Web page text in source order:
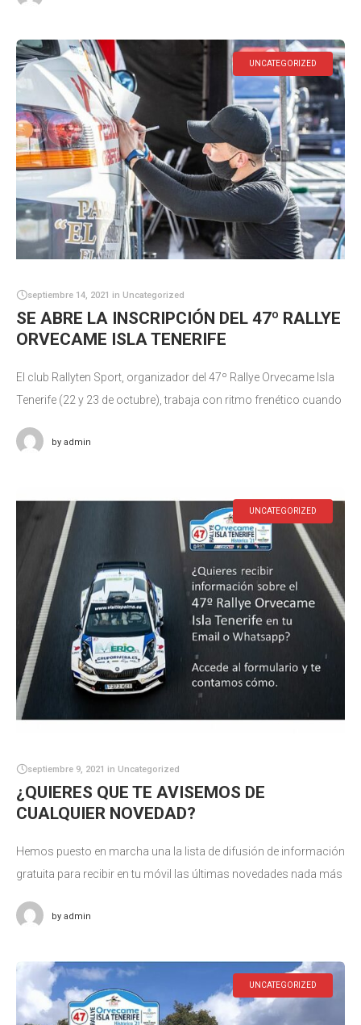
UNCATEGORIZED
septiembre 14, 2021 in Uncategorized
SE ABRE LA INSCRIPCIÓN DEL 47º RALLYE
ORVECAME ISLA TENERIFE
El club Rallyten Sport, organizador del 47º Rallye Orvecame Isla
Tenerife (22 y 23 de octubre), trabaja con ritmo frenético cuando
by admin
UNCATEGORIZED
septiembre 9, 2021 in Uncategorized
¿QUIERES QUE TE AVISEMOS DE
CUALQUIER NOVEDAD?
Hemos puesto en marcha una la lista de difusión de información
gratuita para recibir en tu móvil las últimas novedades nada más
by admin
UNCATEGORIZED